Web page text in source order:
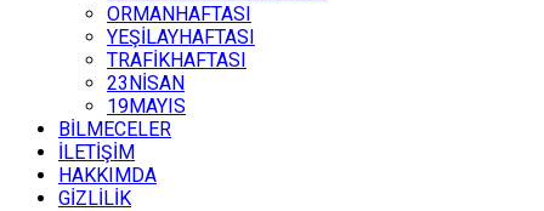
ORMANHAFTASI
YEŞİLAYHAFTASI
TRAFİKHAFTASI
23NİSAN
19MAYIS
BİLMECELER
İLETİŞİM
HAKKIMDA
GİZLİLİK